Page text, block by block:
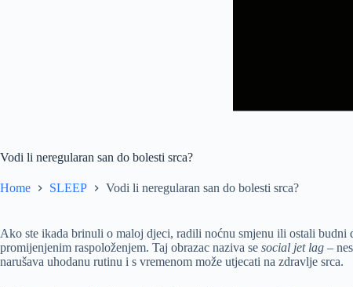
Vodi li neregularan san do bolesti srca?
Home SLEEP Vodi li neregularan san do bolesti srca?
Ako ste ikada brinuli o maloj djeci, radili noćnu smjenu ili ostali budni
promijenjenim raspoloženjem. Taj obrazac naziva se social jet lag –
narušava uhodanu rutinu i s vremenom može utjecati na zdravlje srca.